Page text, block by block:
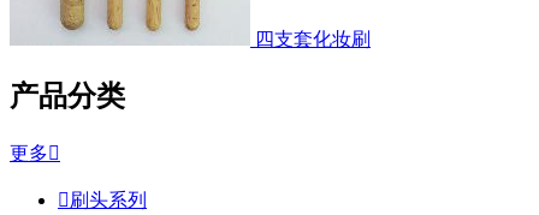
四支套化妆刷
产品分类
更多
刷头系列